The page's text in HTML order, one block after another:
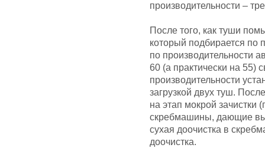
производительности –
После того, как туши
который подбирается по
по производительности
60 (а практически на 55)
производительности
загрузкой двух туш.
на этап мокрой зачистки
скребмашины, дающие
сухая доочистка в
доочистка.